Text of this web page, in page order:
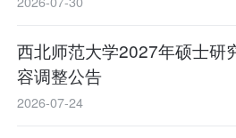
西北师范大学2027年硕士研
容调整公告
2026-07-24